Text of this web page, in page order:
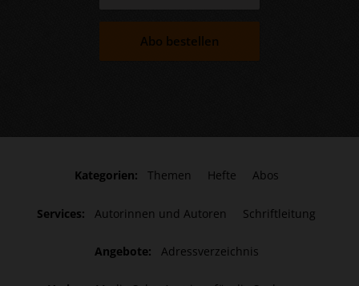
Abo bestellen
Kategorien: Themen Hefte Abos
Services: Autorinnen und Autoren Schriftleitung
Angebote: Adressverzeichnis